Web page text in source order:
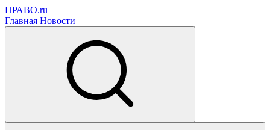
ПРАВО.ru
Главная Новости